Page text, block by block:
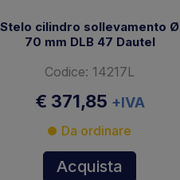
Stelo cilindro sollevamento Ø
70 mm DLB 47 Dautel
Codice: 14217L
€ 371,85 +IVA
Da ordinare
Acquista